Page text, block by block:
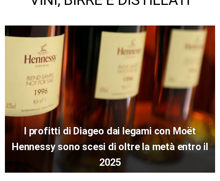
I profitti di Diageo dai legami con Moët
Hennessy sono scesi di oltre la metà entro il
2025